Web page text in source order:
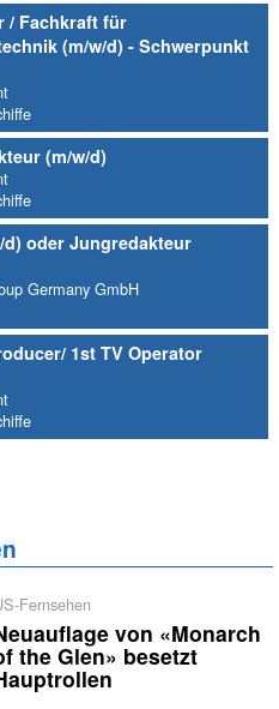
/ Fachkraft für
(m/w/d) - Schwerpunkt
(m/w/d)
d) oder Jungredakteur
Germany GmbH
1st TV Operator
Fernsehen
von «Monarch
the Glen» besetzt